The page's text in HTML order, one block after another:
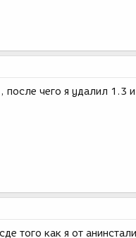
после чего я удалил 1.3 и
того как я от